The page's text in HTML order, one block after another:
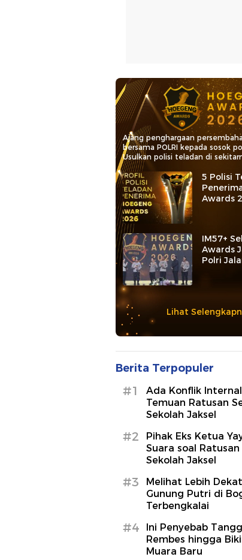
Ajang penghargaan
bersama POLRI kepada sosok
Usulkan polisi teladan di
5 Polisi
Awards
IM57+
Awards
Polri
Lihat
Berita Terpopuler
#1
Ada Konflik
Temuan Ratusan
Sekolah Jaksel
#2
Pihak Eks Ketua
Suara soal
Sekolah Jaksel
#3
Melihat Lebih
Gunung Putri di
Terbengkalai
#4
Ini Penyebab
Rembes hingga
Muara Baru